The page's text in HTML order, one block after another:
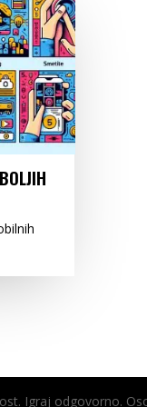
Igraj odgovorno.